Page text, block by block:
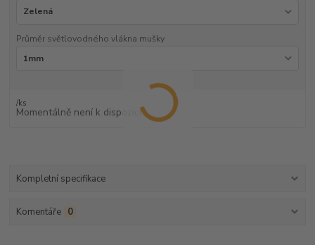
Průměr světlovodného vlákna mušky
/ks
Momentálně není k dispozici
Kompletní specifikace
Komentáře 0